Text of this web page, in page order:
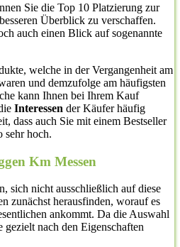
Sie die Top 10 Platzierung zur
Überblick zu verschaffen.
auch einen Blick auf sogenannte
welche in der Vergangenheit am
und demzufolge am häufigsten
kann Ihnen bei Ihrem Kauf
Interessen der Käufer häufig
dass auch Sie mit einem Bestseller
sehr hoch.
Km Messen
sich nicht ausschließlich auf diese
zunächst herausfinden, worauf es
ankommt. Da die Auswahl
nach den Eigenschaften